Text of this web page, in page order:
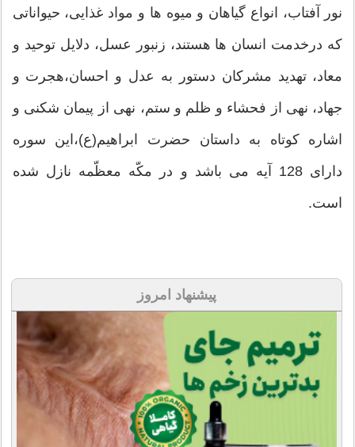
نور آفتاب، انواع گياهان و ميوه ها و مواد غذايى، حيواناتى
كه درخدمت انسان ها هستند، زنبور عسل، دلايل توحيد و
معاد، تهديد مشركان دستور به عدل و احسان،هجرت و
جهاد، نهى از فحشاء و ظلم و ستم، نهى از پيمان شكنى و
اشاره كوتاه به داستان حضرت ابراهيم(ع)،اين سوره
داراى 128 آيه مى باشد و در مكّه معظّمه نازل شده
است.
پیشنهاد امروز